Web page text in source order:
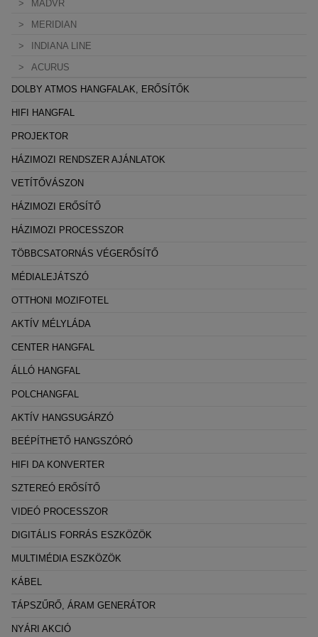
MADVR
MERIDIAN
INDIANA LINE
ACURUS
DOLBY ATMOS HANGFALAK, ERŐSÍTŐK
HIFI HANGFAL
PROJEKTOR
HÁZIMOZI RENDSZER AJÁNLATOK
VETÍTŐVÁSZON
HÁZIMOZI ERŐSÍTŐ
HÁZIMOZI PROCESSZOR
TÖBBCSATORNÁS VÉGERŐSÍTŐ
MÉDIALEJÁTSZÓ
OTTHONI MOZIFOTEL
AKTÍV MÉLYLÁDA
CENTER HANGFAL
ÁLLÓ HANGFAL
POLCHANGFAL
AKTÍV HANGSUGÁRZÓ
BEÉPÍTHETŐ HANGSZÓRÓ
HIFI DA KONVERTER
SZTEREÓ ERŐSÍTŐ
VIDEÓ PROCESSZOR
DIGITÁLIS FORRÁS ESZKÖZÖK
MULTIMÉDIA ESZKÖZÖK
KÁBEL
TÁPSZŰRŐ, ÁRAM GENERÁTOR
NYÁRI AKCIÓ
A weboldal statisztikáinak elemzésével tudjuk weboldalunkat
hatékonyabbá tenni, hogy a lehető legmagasabb felhasználói
élményt nyújtsuk kedves látogatóinknak. Ezért gyűjtünk
statisztikai adatokat a Google Analytics segítségével, amely
kizárólag az IP címeket tárolja a személyes adatok közül.
Reklámcélú:
Azért települnek ezek a sütik, hogy a felhasználót számára
egyedi, releváns, érdeklődési körébe tartozó
reklámajánlatokkal tudjuk megcélozni.